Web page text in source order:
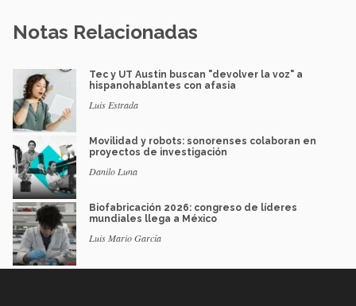
Notas Relacionadas
Tec y UT Austin buscan "devolver la voz" a
hispanohablantes con afasia
Luis Estrada
Movilidad y robots: sonorenses colaboran en
proyectos de investigación
Danilo Luna
Biofabricación 2026: congreso de líderes
mundiales llega a México
Luis Mario García